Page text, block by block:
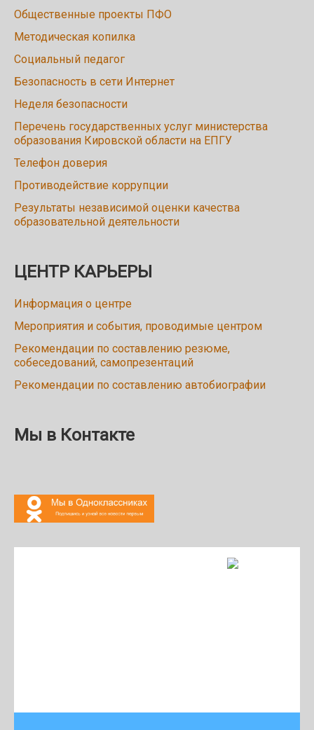
Общественные проекты ПФО
Методическая копилка
Социальный педагог
Безопасность в сети Интернет
Неделя безопасности
Перечень государственных услуг министерства
образования Кировской области на ЕПГУ
Телефон доверия
Противодействие коррупции
Результаты независимой оценки качества
образовательной деятельности
ЦЕНТР КАРЬЕРЫ
Информация о центре
Мероприятия и события, проводимые центром
Рекомендации по составлению резюме,
собеседований, самопрезентаций
Рекомендации по составлению автобиографии
Мы в Контакте